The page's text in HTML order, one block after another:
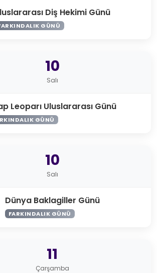
Diş Hekimi Günü
GÜNÜ
10
Salı
Leoparı Uluslararası Günü
GÜNÜ
10
Salı
Dünya Baklagiller Günü
FARKINDALIK GÜNÜ
11
Çarşamba